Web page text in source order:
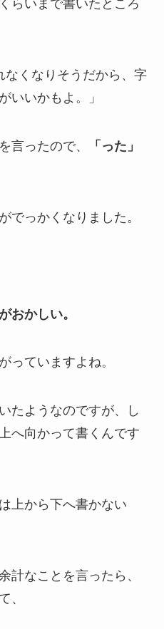
いまで書いたところ
なくなりそうだから、字
いいかもよ。」
言ったので、
「った」
でっかくなりました。
おかしい。
っていますよね。
たようなのですが、し
へ向かって書くんです
上から下へ書かない
計なことを言ったら、
、